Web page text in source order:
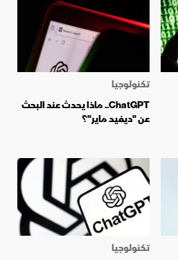
تكنولوجيا
ChatGPT.. ماذا يحدث عند البحث
عن "ديفيد ماير"؟
تكنولوجيا